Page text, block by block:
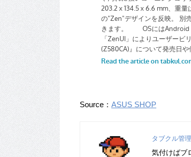
Source： ASUS SHOP
タブクル管
気付けばブ